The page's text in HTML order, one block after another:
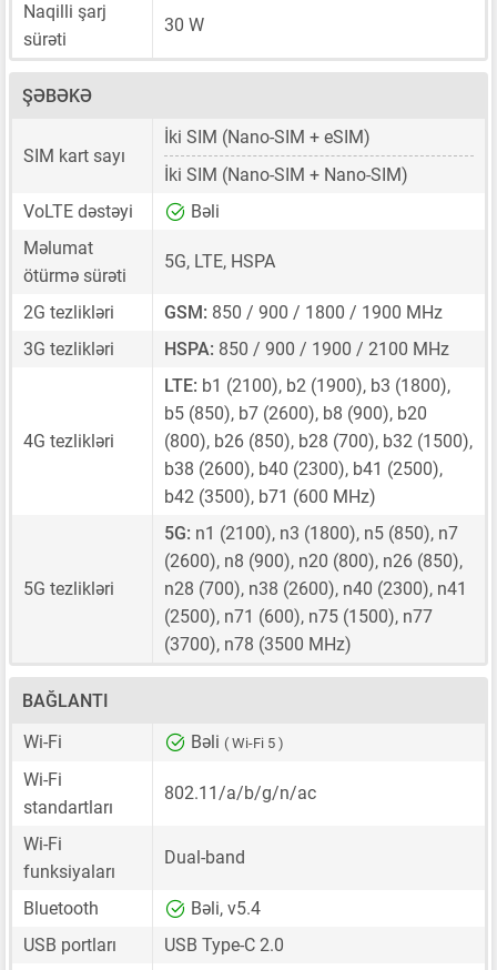
Naqilli şarj
sürəti
30 W
ŞƏBƏKƏ
SIM kart sayı
İki SIM (Nano-SIM + eSIM)
İki SIM (Nano-SIM + Nano-SIM)
VoLTE dəstəyi
Bəli
Məlumat
ötürmə sürəti
5G, LTE, HSPA
2G tezlikləri GSM: 850 / 900 / 1800 / 1900 MHz
3G tezlikləri
HSPA: 850 / 900 / 1900 / 2100 MHz
4G tezlikləri
LTE: b1 (2100), b2 (1900), b3 (1800),
b5 (850), b7 (2600), b8 (900), b20
(800), b26 (850), b28 (700), b32 (1500),
b38 (2600), b40 (2300), b41 (2500),
b42 (3500), b71 (600 MHz)
5G tezlikləri
5G: n1 (2100), n3 (1800), n5 (850), n7
(2600), n8 (900), n20 (800), n26 (850),
n28 (700), n38 (2600), n40 (2300), n41
(2500), n71 (600), n75 (1500), n77
(3700), n78 (3500 MHz)
BAĞLANTI
Wi-Fi
Bəli ( Wi-Fi 5 )
Wi-Fi
standartları
802.11/a/b/g/n/ac
Wi-Fi
funksiyaları
Dual-band
Bluetooth
Bəli, v5.4
USB portları
USB Type-C 2.0